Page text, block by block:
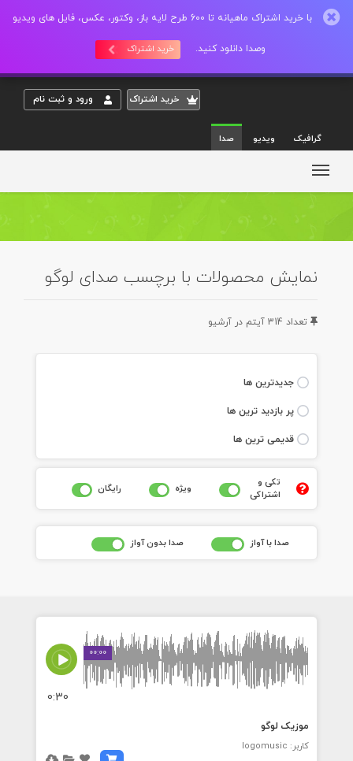
با خرید اشتراک ماهیانه تا 600 طرح لایه باز، وکتور، عکس، فایل های ویدیو
وصدا دانلود کنید. خرید اشتراک
خريد اشتراک ورود و ثبت نام
گرافیک ویدیو صدا
نمایش محصولات با برچسب صدای لوگو
تعداد 314 آيتم در آرشيو
جديدترين ها
پر بازديد ترين ها
قديمی ترين ها
تکی و
اشتراکی
ويژه رايگان
صدا با آواز صدا بدون آواز
00:00
0:30
موزیک لوگو
کاربر: logomusic